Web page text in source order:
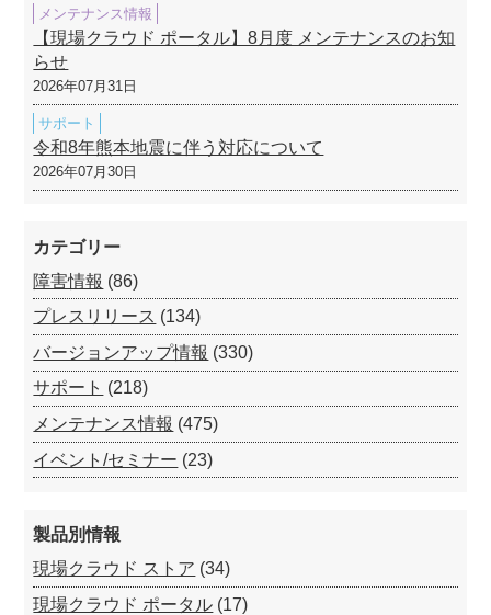
メンテナンス情報
【現場クラウド ポータル】8月度 メンテナンスのお知
らせ
2026年07月31日
サポート
令和8年熊本地震に伴う対応について
2026年07月30日
カテゴリー
障害情報 (86)
プレスリリース (134)
バージョンアップ情報 (330)
サポート (218)
メンテナンス情報 (475)
イベント/セミナー (23)
製品別情報
現場クラウド ストア (34)
現場クラウド ポータル (17)